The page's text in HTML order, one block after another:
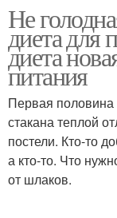
Голодная
диета на
Не
диета для
диета
питания
Первая половина
стакана теплой
постели. Кто-то
а кто-то. Что
от шлаков.